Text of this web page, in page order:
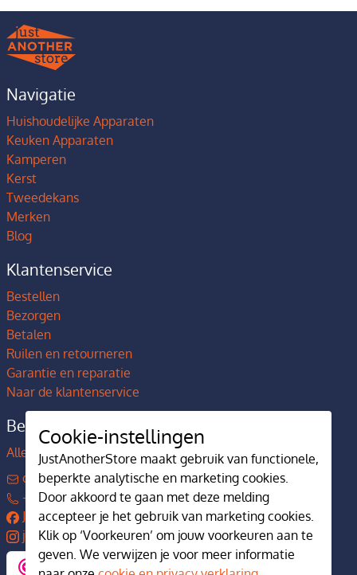
Navigatie
Huishoudelijke Apparaten
Keuken Apparaten
Kamperen
Kerst
Tweedekans
Merken
Blog
Klantenservice
Bestellen
Bezorgen
Betalen
Ruilen en retourneren
Garantie en reparatie
Naar de klantenservice
Bedrijfsgegevens
Alles over JustAnotherStore
contact@justanotherstore.nl
+31 73 644 7405
JustAnotherStore
justanotherstore.nl
Cookie-instellingen
JustAnotherStore maakt gebruik van functionele,
beperkte analytische en marketing cookies.
Door akkoord te gaan met deze melding
accepteer je het gebruik van marketing cookies.
Klik op ‘Voorkeuren’ om jouw voorkeuren aan te
geven. We verwijzen je voor meer informatie